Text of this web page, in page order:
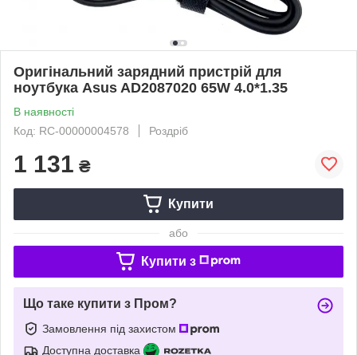
Оригінальний зарядний пристрій для
ноутбука Asus AD2087020 65W 4.0*1.35
В наявності
Код: RC-00000004578
Роздріб
1 131 ₴
Купити
або
Купити з
Що таке купити з Пром?
Замовлення під захистом
Доступна доставка